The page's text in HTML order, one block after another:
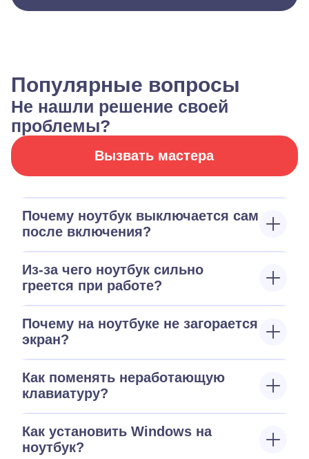
Популярные вопросы
Не нашли решение своей
проблемы?
Вызвать мастера
Почему ноутбук выключается сам
после включения?
Из-за чего ноутбук сильно
греется при работе?
Почему на ноутбуке не загорается
экран?
Как поменять неработающую
клавиатуру?
Как установить Windows на
ноутбук?